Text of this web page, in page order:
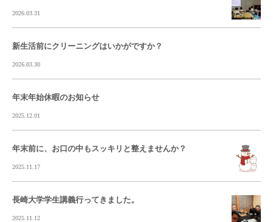
2026.03.31
新生活前にクリーニングはいかがですか？
2026.03.30
年末年始休暇のお知らせ
2025.12.01
年末前に、お口の中もスッキリと整えませんか？
2025.11.17
長崎大学学生講義行ってきました。
2025.11.12